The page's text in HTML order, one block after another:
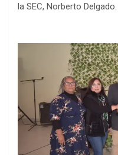
la SEC, Norberto Delgado.